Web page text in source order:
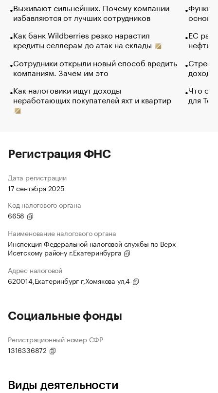
Выживают сильнейших. Почему компании
избавляются от лучших сотрудников
Как банк Wildberries резко нарастил
кредиты селлерам до атак на склады
Сотрудники открыли новый способ вредить
компаниям. Зачем им это
Как налоговики ищут доходы
неработающих покупателей яхт и квартир
основ
ЕС
нефти
Что
для
Регистрация ФНС
Дата регистрации
17 сентября 2025
Код налогового органа
6658
Наименование налогового органа
Инспекция Федеральной налоговой службы по Верх-
Исетскому району г.Екатеринбурга
Адрес налоговой
620014,Екатеринбург г,Хомякова ул,4
Социальные фонды
Регистрационный номер СФР
1316336872
Виды деятельности